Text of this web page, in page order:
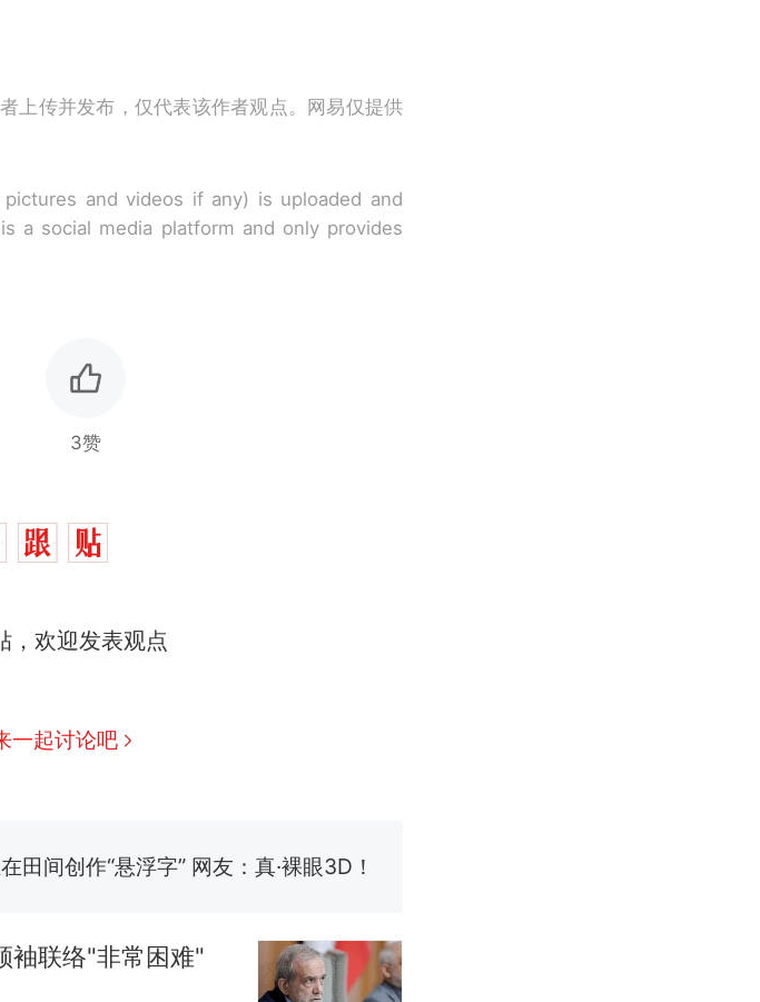
上传并发布，仅代表该作者观点。网易仅提供
and videos if any) is uploaded and
a social media platform and only provides
3赞
，欢迎发表观点
一起讨论吧
”称号，仅凭视频评出？中国烹饪协会回
考 官方通报
么？
袖联络"非常困难"